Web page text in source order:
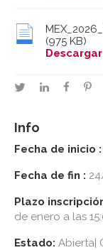
(975 KB)
Descargar
twitterlinkedin
Info
Fecha de inicio :
Fecha de fin :
Plazo
de enero a las
Estado: Abierta|